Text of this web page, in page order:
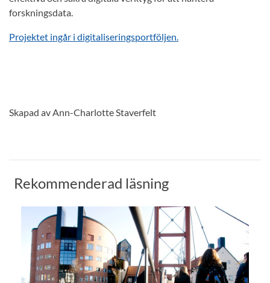
forskningsdata.
Projektet ingår i digitaliseringsportföljen.
Skapad av Ann-Charlotte Staverfelt
Rekommenderad läsning